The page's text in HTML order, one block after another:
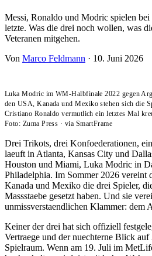
Messi, Ronaldo und Modric spielen
letzte. Was die drei noch wollen, was
Veteranen mitgehen.
Von Marco Feldmann · 10. Juni 2026
Luka Modric im WM-Halbfinale 2022 gegen
den USA, Kanada und Mexiko stehen sich die
Cristiano Ronaldo vermutlich ein letztes Mal
Foto: Zuma Press · via SmartFrame
Drei Trikots, drei Konfoederationen,
laeuft in Atlanta, Kansas City und
Houston und Miami, Luka Modric in
Philadelphia. Im Sommer 2026
Kanada und Mexiko die drei Spieler,
Massstaebe gesetzt haben. Und sie
unmissverstaendlichen Klammer: dem
Keiner der drei hat sich offiziell
Vertraege und der nuechterne Blick
Spielraum. Wenn am 19. Juli im